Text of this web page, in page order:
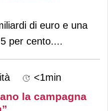
di euro e una
per cento....
<1min
la campagna